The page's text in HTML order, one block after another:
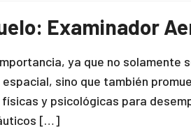
Examinador
ya que no solamente
sino que también
y psicológicas para
[…]